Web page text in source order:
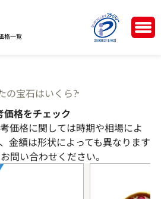
格一覧
の宝石はいくら?
価格をチェック
価格に関しては時期や相場によ
金額は形状によっても異なります
問い合わせください。